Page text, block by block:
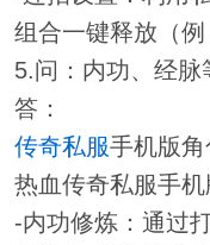
组合一键释放（例
5.问：内功、经脉
答：
传奇私服手机版
热血传奇私服手
-内功修炼：通过